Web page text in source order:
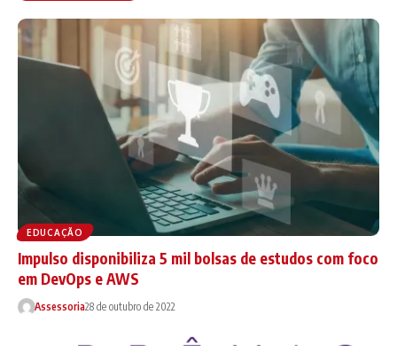
EDUCAÇÃO
Impulso disponibiliza 5 mil bolsas de estudos com foco
em DevOps e AWS
Assessoria28 de outubro de 2022